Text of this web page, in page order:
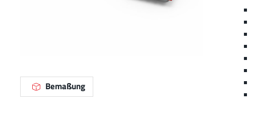
Bemaßung